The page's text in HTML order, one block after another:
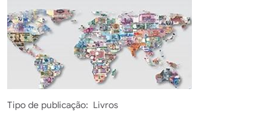
Tipo de publicação Livros